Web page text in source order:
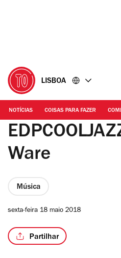
LISBOA
NOTÍCIAS COISAS PARA FAZER
Ware
Música
sexta-feira 18 maio 2018
Partilhar